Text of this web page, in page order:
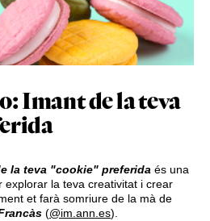
Imant de la teva
la teva "cookie" preferida és una
explorar la teva creativitat i crear
et farà somriure de la mà de
(@im.ann.es).